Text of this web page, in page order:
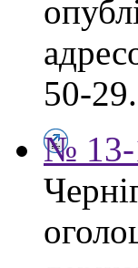
50-29.
№ 13-